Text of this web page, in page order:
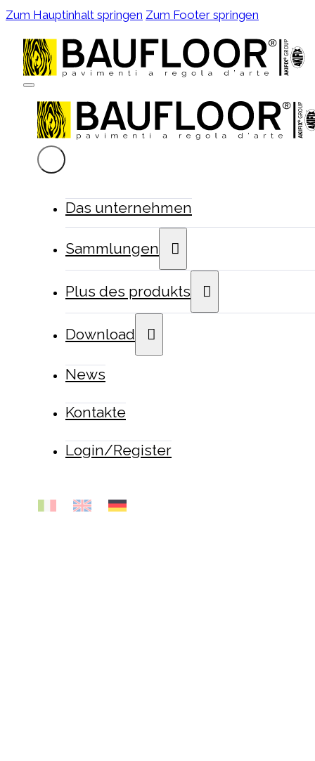
Zum Hauptinhalt springen Zum Footer springen
Das unternehmen
Sammlungen
Plus des produkts
Download
News
Kontakte
Login/Register